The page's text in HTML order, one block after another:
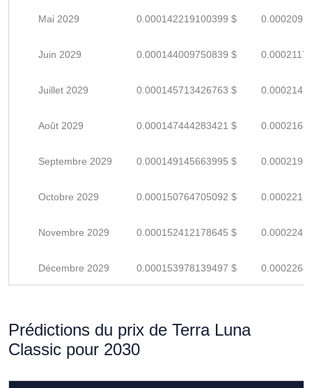
Mai 2029 0.000142219100399 $
Juin 2029 0.000144009750839 $
Juillet 2029 0.000145713426763 $
Août 2029 0.000147444283421 $
Septembre 2029 0.000149145663995 $
Octobre 2029 0.000150764705092 $
Novembre 2029 0.000152412178645 $
Décembre 2029 0.000153978139497 $
Prédictions du prix de Terra Luna
Classic pour 2030